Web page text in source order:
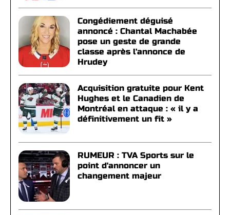
Congédiement déguisé
annoncé : Chantal Machabée
pose un geste de grande
classe après l'annonce de
Hrudey
Acquisition gratuite pour Kent
Hughes et le Canadien de
Montréal en attaque : « il y a
définitivement un fit »
RUMEUR : TVA Sports sur le
point d'annoncer un
changement majeur